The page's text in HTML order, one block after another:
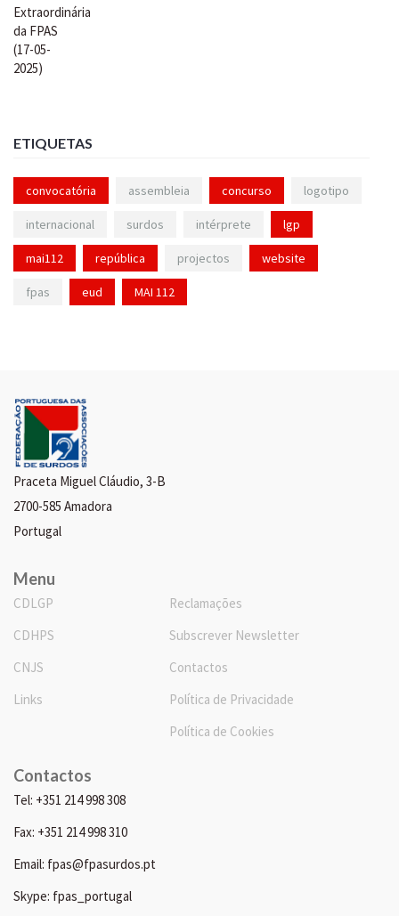
ETIQUETAS
convocatória assembleia concurso logotipo
internacional surdos intérprete lgp
mai112 república projectos website
fpas eud MAI 112
Praceta Miguel Cláudio, 3-B
2700-585 Amadora
Portugal
Menu
CDLGP
CDHPS
CNJS
Links
Reclamações
Subscrever Newsletter
Contactos
Política de Privacidade
Política de Cookies
Contactos
Tel: +351 214 998 308
Fax: +351 214 998 310
Email: fpas@fpasurdos.pt
Skype: fpas_portugal